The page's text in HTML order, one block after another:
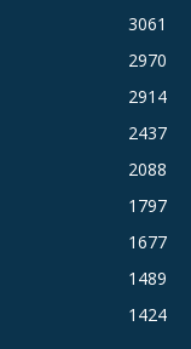
3061
2970
2914
2437
2088
1797
1677
1489
1424